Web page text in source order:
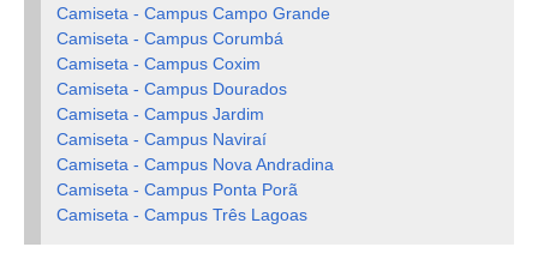
Camiseta - Campus Campo Grande
Camiseta - Campus Corumbá
Camiseta - Campus Coxim
Camiseta - Campus Dourados
Camiseta - Campus Jardim
Camiseta - Campus Naviraí
Camiseta - Campus Nova Andradina
Camiseta - Campus Ponta Porã
Camiseta - Campus Três Lagoas